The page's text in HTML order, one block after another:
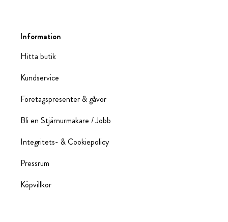
Information
Hitta butik
Kundservice
Företagspresenter & gåvor
Bli en Stjärnurmakare / Jobb
Integritets- & Cookiepolicy
Pressrum
Köpvillkor